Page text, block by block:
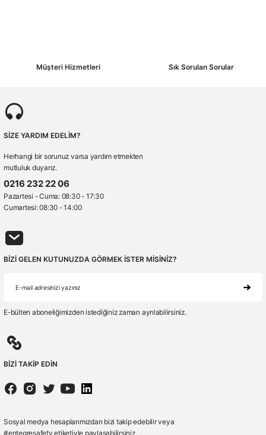
Müşteri Hizmetleri Sık Sorulan Sorular
SİZE YARDIM EDELİM?
Herhangi bir sorunuz varsa yardım etmekten
mutluluk duyarız.
0216 232 22 06
Pazartesi - Cuma: 08:30 - 17:30
Cumartesi: 08:30 - 14:00
BİZİ GELEN KUTUNUZDA GÖRMEK İSTER MİSİNİZ?
E-bülten aboneliğimizden istediğiniz zaman ayrılabilirsiniz.
BİZİ TAKİP EDİN
Sosyal medya hesaplarımızdan bizi takip edebilir veya
#entegresafety etiketiyle paylaşabilirsiniz.